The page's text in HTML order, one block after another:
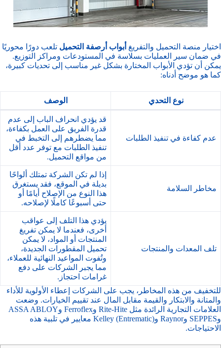
اختيار منصة التحميل والتفريغ أبواب أرصفة التحميل تلعب دورًا محوريًا
في ضمان سير العمليات بسلاسة في المستودعات ومراكز التوزيع.
يمكن أن تؤدي الأبواب المختارة بشكل غير مناسب إلى تحديات كبيرة،
كما هو موضح أدناه:
نوع التحدي الوصف
عدم كفاءة في تنفيذ الطلبات
قد يؤدي انحراف الباب إلى عدم
قدرة الفريق على العمل بكفاءة،
مما يضطرهم إلى التخبط في
تنفيذ الطلبات مع توفر عدد أقل
من مواقع التحميل.
مخاطر السلامة
إذا لم تكن الشركة تمتلك ألواحًا
بديلة في الموقع، فقد يستغرق
هذا النوع من الإصلاح أيامًا أو
حتى أسبوعًا كاملًا لإصلاحه.
تلف المعدات والمنتجات
يؤدي هذا التلف إلى عواقب
أخرى، فعندما لا يمكن تفريغ
المنتجات أو المواد، لا يمكن
تحميل المقطورات الجديدة،
وتُفوت المواعيد النهائية للعملاء،
مما يجبر الشركات على دفع
غرامات احتجاز.
للتخفيف من هذه المخاطر، يجب على الشركات إعطاء الأولوية للأداء
والمتانة والابتكار والقيمة مقابل المال عند تقييم الخيارات. وضعت
العلامات التجارية الرائدة مثل Rite-Hite وFerroflex وASSA ABLOY
وSEPPES وRaynor وKelley (Entrematic) معايير في تلبية هذه
الاحتياجات.